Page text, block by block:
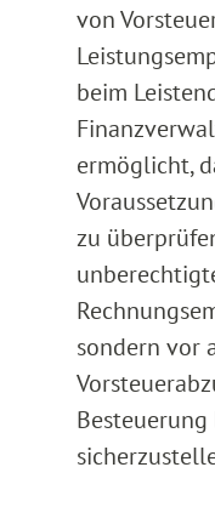
von
beim
ermöglicht,
zu
sondern vor